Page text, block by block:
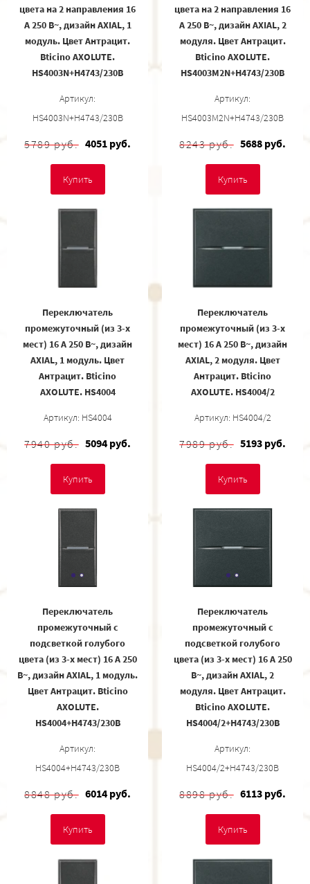
цвета на 2 направления 16
А 250 В~, дизайн AXIAL, 1
модуль. Цвет Антрацит.
Bticino AXOLUTE.
HS4003N+H4743/230B
Артикул:
HS4003N+H4743/230B
5789 руб. 4051 руб.
Купить
цвета на 2 направления 16
А 250 В~, дизайн AXIAL, 2
модуля. Цвет Антрацит.
Bticino AXOLUTE.
HS4003M2N+H4743/230B
Артикул:
HS4003M2N+H4743/230B
8243 руб. 5688 руб.
Купить
Переключатель
промежуточный (из 3-х
мест) 16 А 250 В~, дизайн
AXIAL, 1 модуль. Цвет
Антрацит. Bticino
AXOLUTE. HS4004
Артикул: HS4004
7940 руб. 5094 руб.
Купить
Переключатель
промежуточный (из 3-х
мест) 16 А 250 В~, дизайн
AXIAL, 2 модуля. Цвет
Антрацит. Bticino
AXOLUTE. HS4004/2
Артикул: HS4004/2
7989 руб. 5193 руб.
Купить
Переключатель
промежуточный с
подсветкой голубого
цвета (из 3-х мест) 16 А 250
В~, дизайн AXIAL, 1 модуль.
Цвет Антрацит. Bticino
AXOLUTE.
HS4004+H4743/230B
Артикул:
HS4004+H4743/230B
8848 руб. 6014 руб.
Купить
Переключатель
промежуточный с
подсветкой голубого
цвета (из 3-х мест) 16 А 250
В~, дизайн AXIAL, 2
модуля. Цвет Антрацит.
Bticino AXOLUTE.
HS4004/2+H4743/230B
Артикул:
HS4004/2+H4743/230B
8898 руб. 6113 руб.
Купить